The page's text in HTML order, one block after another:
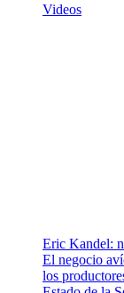
Videos
Eric Kandel:
El negocio
los